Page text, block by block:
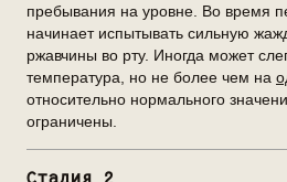
пребывания на уровне. Во время
начинает испытывать сильную
ржавчины во рту. Иногда может
температура, но не более чем на
относительно нормального
ограничены.